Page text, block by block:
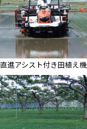
直進アシスト付き田植え機